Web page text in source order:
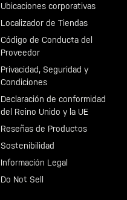
Ubicaciones corporativas
Localizador de Tiendas
Código de Conducta del
Proveedor
Privacidad, Seguridad y
Condiciones
Declaración de conformidad
del Reino Unido y la UE
Reseñas de Productos
Sostenibilidad
Información Legal
Do Not Sell